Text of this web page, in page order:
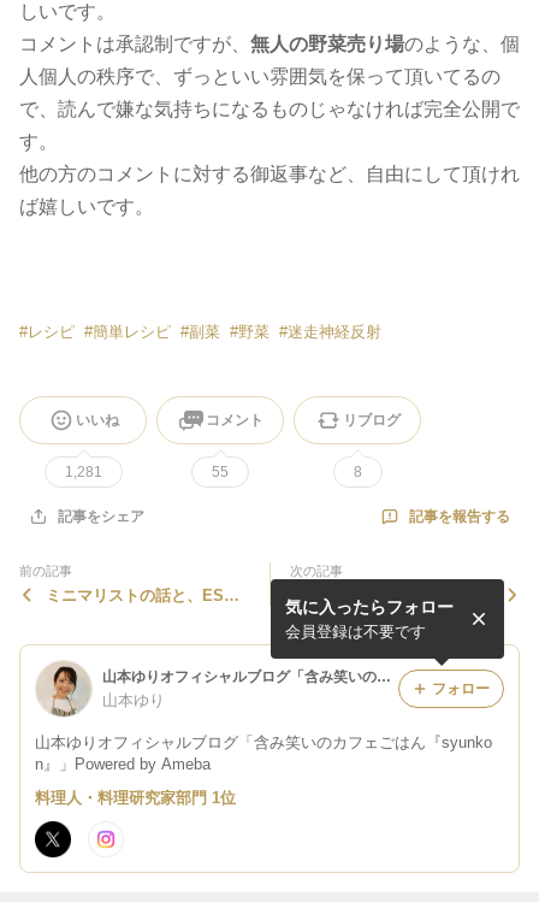
しいです。
コメントは承認制ですが、 無人の野菜売り場のような、個
人個人の秩序で、ずっといい雰囲気を保って頂いてるの
で、読んで嫌な気持ちになるものじゃなければ完全公開で
す。
他の方のコメントに対する御返事など、自由にして頂けれ
ば嬉しいです。
#レシピ #簡単レシピ #副菜 #野菜 #迷走神経反射
いいね
1,281
コメント
55
リブログ
8
記事をシェア 記事を報告する
前の記事
ミニマリストの話と、ESSE
次の記事
世界一簡単なマカロニグラタ
ンの作り方で＊とろ卵カレー
グラタン
山本ゆりオフィシャルブログ「含み笑いのカフェごはん『syunkon』」Powered by Ameba
山本ゆり
山本ゆりオフィシャルブログ「含み笑いのカフェごはん『syunko
n』」Powered by Ameba
気に入ったらフォロー
会員登録は不要です
フォロー
料理人・料理研究家部門 1位